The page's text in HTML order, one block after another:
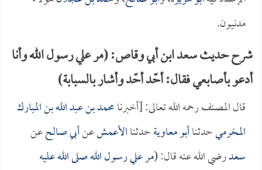
مدنيون.
شرح حديث سعد ابن أبي وقاص: (مر علي رسول الله وأنا
أدعو بأصابعي فقال: أحّد أحّد وأشار بالسبابة)
قال المصنف رحمه الله تعالى: [أخبرنامحمد بن عبد الله بن المبارك
المخرميحدثناأبو معاويةحدثناالأعمشعنأبي صالحعن
سعدرضي الله عنه قال: (مر علي رسول الله صلى الله عليه